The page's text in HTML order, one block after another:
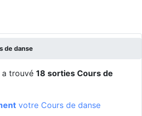
de danse
a trouvé 18 sorties Cours de
votre Cours de danse